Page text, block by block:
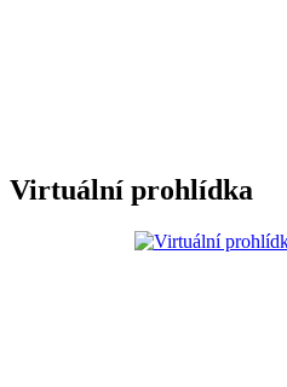
Virtuální prohlídka